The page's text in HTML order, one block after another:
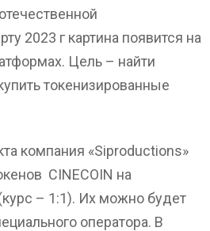
2023 г картина появится на
Цель – найти
токенизированные
компания «Siproductions»
CINECOIN на
– 1:1). Их можно будет
оператора. В